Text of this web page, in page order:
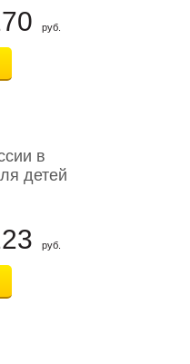
руб.
в
детей
руб.